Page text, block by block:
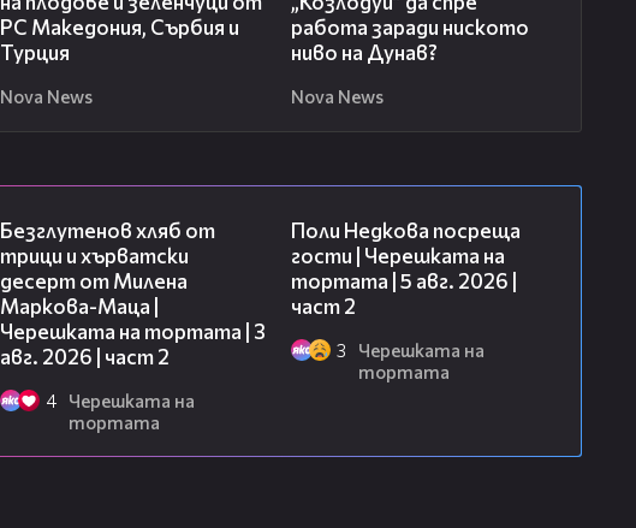
РС Македония, Сърбия и
Турция
Nova News
работа заради ниското
ниво на Дунав?
Nova News
Безглутенов хляб от
трици и хърватски
десерт от Милена
Маркова-Маца |
Черешката на тортата | 3
авг. 2026 | част 2
4
Черешката на
тортата
Поли Недкова посреща
гости | Черешката на
тортата | 5 авг. 2026 |
част 2
3
Черешката на
тортата